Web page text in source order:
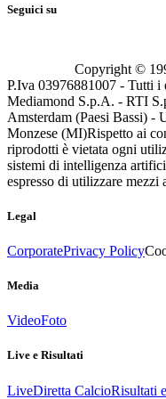
Seguici su
Copyright ©
P.Iva 03976881007 - Tutti
Mediamond S.p.A. - RTI
Amsterdam (Paesi Bassi)
Monzese (MI)Rispetto ai
riprodotti è vietata ogni
sistemi di intelligenza
espresso di utilizzare mezzi
Legal
CorporatePrivacy Policy
Media
VideoFoto
Live e Risultati
LiveDiretta CalcioRisultati